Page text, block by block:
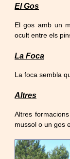
El Gos
El gos amb un
ocult entre els
La Foca
La foca sembla
Altres
Altres
mussol o un gos